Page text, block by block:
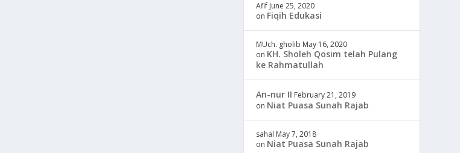
Afif June 25, 2020
on Fiqih Edukasi
MUch. gholib May 16, 2020
on KH. Sholeh Qosim telah Pulang
ke Rahmatullah
An-nur II February 21, 2019
on Niat Puasa Sunah Rajab
sahal May 7, 2018
on Niat Puasa Sunah Rajab